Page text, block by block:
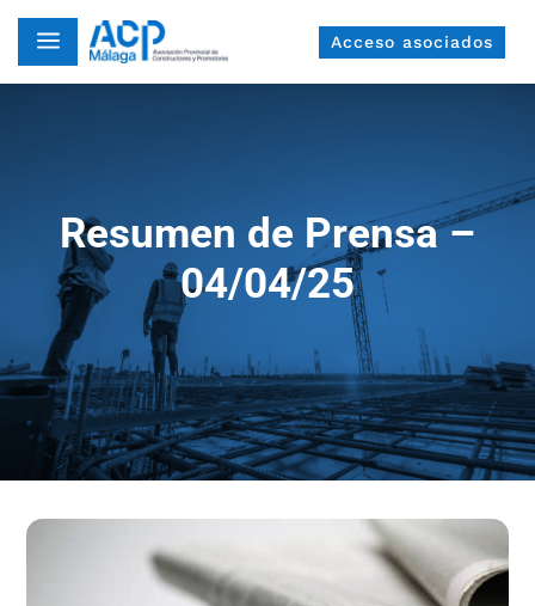
a Acceso asociados
Resumen de Prensa –
04/04/25